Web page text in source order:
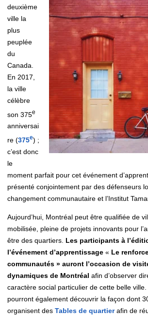
deuxième
ville la
plus
peuplée
du
Canada.
En 2017,
la ville
célèbre
son 375e
anniversai
re (375e) ;
c’est donc
le
moment parfait pour cet événement
présenté conjointement par des défenseurs
changement communautaire et l’Institut
Aujourd’hui, Montréal peut être qualifiée de
mobilisée, pleine de projets innovants pour
être des quartiers. Les participants à
l’événement d’apprentissage « Le
communautés » auront l’occasion de
dynamiques de Montréal afin d’observer
caractère social particulier de cette belle
pourront également découvrir la façon dont
organisent des Tables de quartierafin de